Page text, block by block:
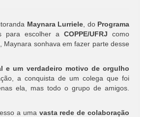
Maynara Lurriele , do Programa
para escolher aCOPPE/UFRJ como
Maynara sonhava em fazer parte desse
e um verdadeiro motivo de orgulho
a conquista de um colega que foi
ela, mas todo o grupo de amigos.
a uma vasta rede de colaboração